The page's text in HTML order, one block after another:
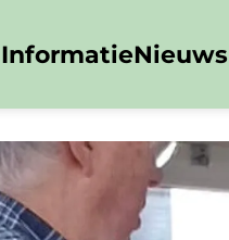
InformatieNieuws